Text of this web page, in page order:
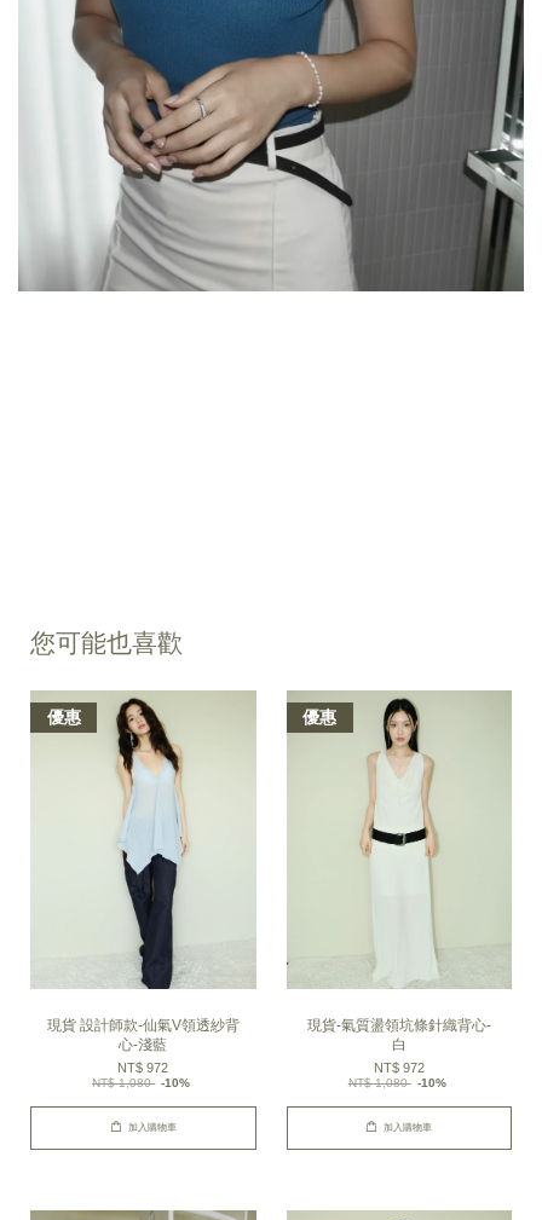
您可能也喜歡
優惠
現貨 設計師款-仙氣V領透紗背
心-淺藍
NT$ 972
NT$ 1,080 -10%
加入購物車
優惠
現貨-氣質盪領坑條針織背心-
白
NT$ 972
NT$ 1,080 -10%
加入購物車